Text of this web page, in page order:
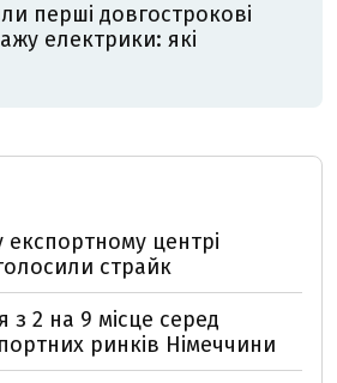
перші довгострокові
електрики: які
центрі
страйк
з 2 на 9 місце серед
ринків Німеччини